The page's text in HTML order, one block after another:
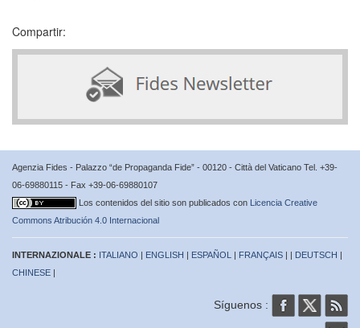
Compartir:
Agenzia Fides - Palazzo “de Propaganda Fide” - 00120 - Città del Vaticano Tel. +39-
06-69880115 - Fax +39-06-69880107
Los contenidos del sitio son publicados con Licencia Creative
Commons Atribución 4.0 Internacional
INTERNAZIONALE : ITALIANO | ENGLISH | ESPAÑOL | FRANÇAIS | | DEUTSCH |
CHINESE |
Síguenos :